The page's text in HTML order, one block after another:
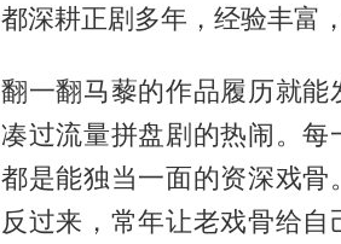
都深耕正剧多年，经验丰富
翻一翻马藜的作品履历就
凑过流量拼盘剧的热闹。
都是能独当一面的资深戏
反过来，常年让老戏骨给自